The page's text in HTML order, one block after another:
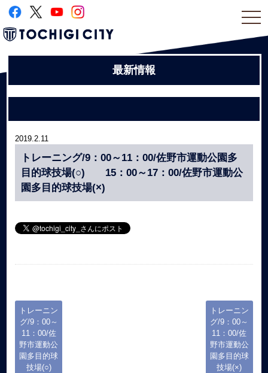
最新情報
2019.2.11
トレーニング/9：00～11：00/佐野市運動公園多
目的球技場(○) 15：00～17：00/佐野市運動公
園多目的球技場(×)
トレーニン
グ/9：00～
11：00/佐
野市運動公
園多目的球
技場(○)
トレーニン
グ/9：00～
11：00/佐
野市運動公
園多目的球
技場(×)